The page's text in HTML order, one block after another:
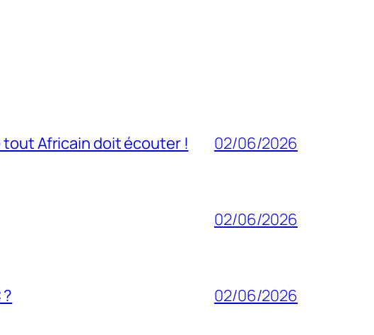
tout Africain doit écouter ! 02/06/2026
02/06/2026
02/06/2026